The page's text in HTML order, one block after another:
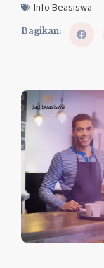
Info Beasiswa
Bagikan: